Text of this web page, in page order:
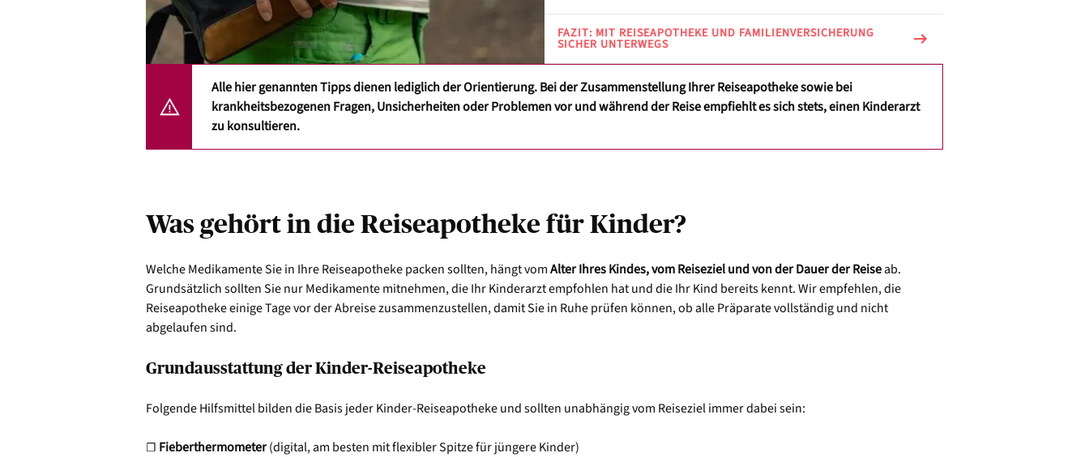
FAZIT: MIT REISEAPOTHEKE UND FAMILIENVERSICHERUNG
SICHER UNTERWEGS
Alle hier genannten Tipps dienen lediglich der Orientierung. Bei der Zusammenstellung Ihrer Reiseapotheke sowie bei
krankheitsbezogenen Fragen, Unsicherheiten oder Problemen vor und während der Reise empfiehlt es sich stets, einen Kinderarzt
zu konsultieren.
Was gehört in die Reiseapotheke für Kinder?
Welche Medikamente Sie in Ihre Reiseapotheke packen sollten, hängt vomAlter Ihres Kindes, vom Reiseziel und von der Dauer der Reiseab.
Grundsätzlich sollten Sie nur Medikamente mitnehmen, die Ihr Kinderarzt empfohlen hat und die Ihr Kind bereits kennt. Wir empfehlen, die
Reiseapotheke einige Tage vor der Abreise zusammenzustellen, damit Sie in Ruhe prüfen können, ob alle Präparate vollständig und nicht
abgelaufen sind.
Grundausstattung der Kinder-Reiseapotheke
Folgende Hilfsmittel bilden die Basis jeder Kinder-Reiseapotheke und sollten unabhängig vom Reiseziel immer dabei sein:
☐ Fieberthermometer(digital, am besten mit flexibler Spitze für jüngere Kinder)